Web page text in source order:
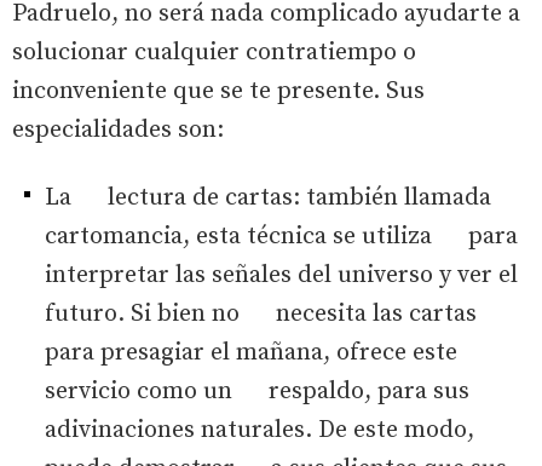
Padruelo, no será nada complicado ayudarte a
solucionar cualquier contratiempo o
inconveniente que se te presente. Sus
especialidades son:
La lectura de cartas: también llamada
cartomancia, esta técnica se utiliza para
interpretar las señales del universo y ver el
futuro. Si bien no necesita las cartas
para presagiar el mañana, ofrece este
servicio como un respaldo, para sus
adivinaciones naturales. De este modo,